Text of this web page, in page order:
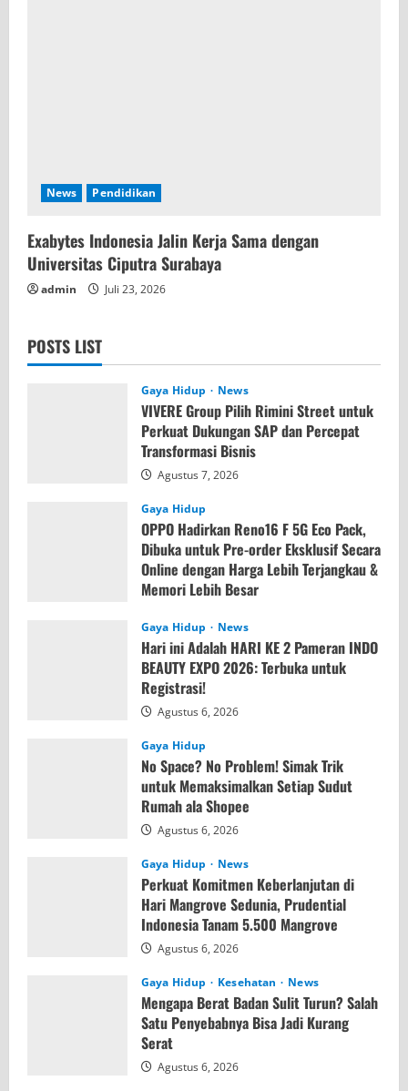
News Pendidikan
Exabytes Indonesia Jalin Kerja Sama dengan
Universitas Ciputra Surabaya
admin Juli 23, 2026
POSTS LIST
Gaya Hidup News
VIVERE Group Pilih Rimini Street untuk
Perkuat Dukungan SAP dan Percepat
Transformasi Bisnis
Agustus 7, 2026
Gaya Hidup
OPPO Hadirkan Reno16 F 5G Eco Pack,
Dibuka untuk Pre-order Eksklusif Secara
Online dengan Harga Lebih Terjangkau &
Memori Lebih Besar
Gaya Hidup
News
Hari ini Adalah HARI KE 2 Pameran INDO
BEAUTY EXPO 2026: Terbuka untuk
Registrasi!
Agustus 6, 2026
Gaya Hidup
No Space? No Problem! Simak Trik
untuk Memaksimalkan Setiap Sudut
Rumah ala Shopee
Agustus 6, 2026
Gaya Hidup News
Perkuat Komitmen Keberlanjutan di
Hari Mangrove Sedunia, Prudential
Indonesia Tanam 5.500 Mangrove
Agustus 6, 2026
Gaya Hidup Kesehatan News
Mengapa Berat Badan Sulit Turun? Salah
Satu Penyebabnya Bisa Jadi Kurang
Serat
Agustus 6, 2026